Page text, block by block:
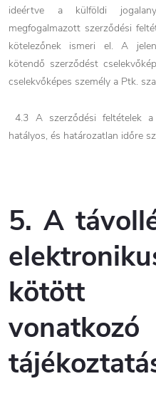
ideértve a külföldi
megfogalmazott szerződési
kötelezőnek ismeri el. A
kötendő szerződést
cselekvőképes személy a Ptk.
4.3 A szerződési feltételek
hatályos, és határozatlan időre
5. A
kötött